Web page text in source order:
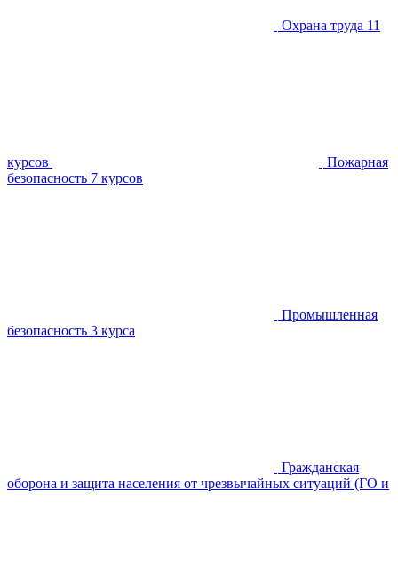
Охрана труда 11
курсов
Пожарная
безопасность 7 курсов
Промышленная
безопасность 3 курса
Гражданская
оборона и защита населения от чрезвычайных ситуаций (ГО и